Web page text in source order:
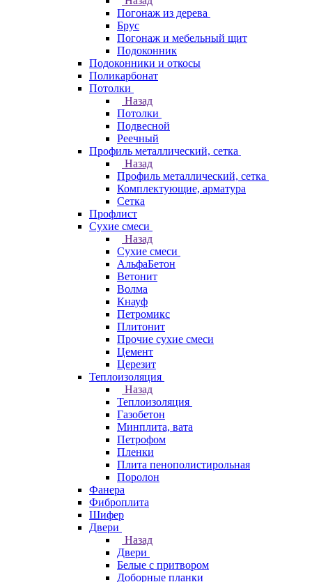
Погонаж из дерева
Брус
Погонаж и мебельный щит
Подоконник
Подоконники и откосы
Поликарбонат
Потолки
Назад
Потолки
Подвесной
Реечный
Профиль металлический, сетка
Назад
Профиль металлический, сетка
Комплектующие, арматура
Сетка
Профлист
Сухие смеси
Назад
Сухие смеси
АльфаБетон
Ветонит
Волма
Кнауф
Петромикс
Плитонит
Прочие сухие смеси
Цемент
Церезит
Теплоизоляция
Назад
Теплоизоляция
Газобетон
Минплита, вата
Петрофом
Пленки
Плита пенополистирольная
Поролон
Фанера
Фиброплита
Шифер
Двери
Назад
Двери
Белые с притвором
Доборные планки